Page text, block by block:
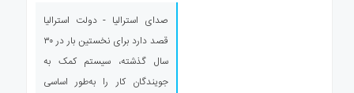
صدای استرالیا - دولت استرالیا
قصد دارد برای نخستین بار در ۳۰
سال گذشته، سیستم کمک به
جویندگان کار را به‌طور اساسی